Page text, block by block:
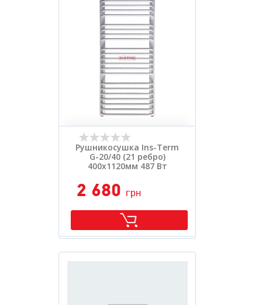
Рушникосушка Ins-Term
G-20/40 (21 ребро)
400х1120мм 487 Вт
2 680 грн